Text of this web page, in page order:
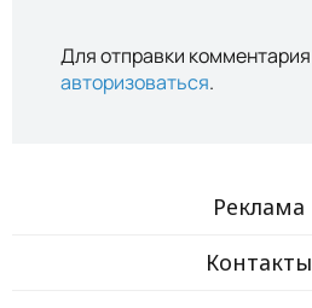
Для отправки
авторизоваться.
Реклама
Контакты